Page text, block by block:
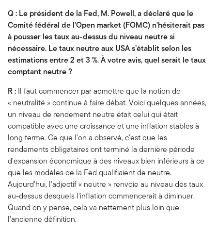
Q : Le président de la Fed, M. Powell, a déclaré que le
Comité fédéral de l'Open market (FOMC) n'hésiterait pas
à pousser les taux au-dessus du niveau neutre si
nécessaire. Le taux neutre aux USA s’établit selon les
estimations entre 2 et 3 %. À votre avis, quel serait le taux
comptant neutre ?
R : Il faut commencer par admettre que la notion de
« neutralité » continue à faire débat. Voici quelques années,
un niveau de rendement neutre était celui qui était
compatible avec une croissance et une inflation stables à
long terme. Ce que l'on a observé, c'est que les
rendements obligataires ont terminé la dernière période
d'expansion économique à des niveaux bien inférieurs à ce
que les modèles de la Fed qualifiaient de neutre.
Aujourd'hui, l'adjectif « neutre » renvoie au niveau des taux
au-dessus desquels l'inflation commencerait à diminuer.
Quand on y pense, cela va nettement plus loin que
l'ancienne définition.